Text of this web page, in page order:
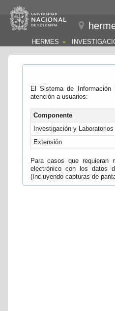
HERMES
El Sistema de
atención a usuarios:
Componente
Investigación y Laboratorios
Extensión
Para casos que requieran
electrónico con los datos
(Incluyendo capturas de